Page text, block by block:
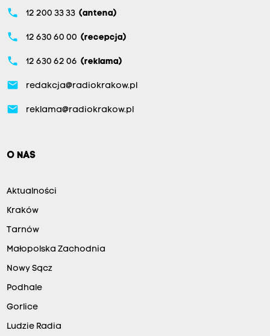
phone 12 200 33 33 (antena)
phone 12 630 60 00 (recepcja)
phone 12 630 62 06 (reklama)
email redakcja@radiokrakow.pl
email reklama@radiokrakow.pl
O NAS
Aktualności
Kraków
Tarnów
Małopolska Zachodnia
Nowy Sącz
Podhale
Gorlice
Ludzie Radia